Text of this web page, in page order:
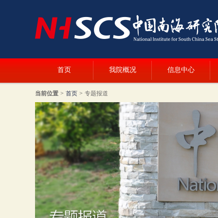
首页 我院概况 信息中心
当前位置 > 首页 > 专题报道